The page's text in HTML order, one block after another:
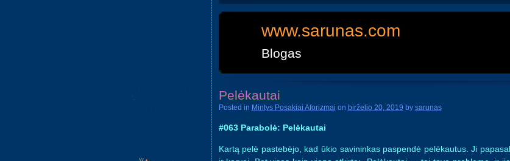
www.sarunas.com
Blogas
Pelėkautai
Posted in Mintys Posakiai Aforizmai on birželio 20, 2019 by sarunas
#063 Parabolė: Pelėkautai
Kartą pelė pastebėjo, kad ūkio savininkas paspendė pelėkautus. Ji